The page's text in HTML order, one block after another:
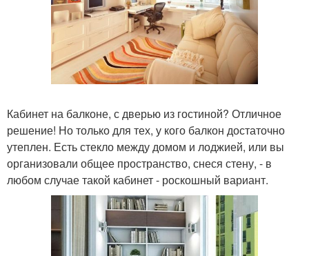
Кабинет на балконе, с дверью из гостиной? Отличное
решение! Но только для тех, у кого балкон достаточно
утеплен. Есть стекло между домом и лоджией, или вы
организовали общее пространство, снеся стену, - в
любом случае такой кабинет - роскошный вариант.